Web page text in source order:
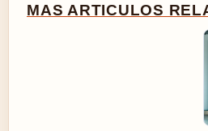
MAS ARTICULOS